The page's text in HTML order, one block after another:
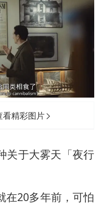
看精彩图片
关于大雾天「夜行
在20多年前，可怕